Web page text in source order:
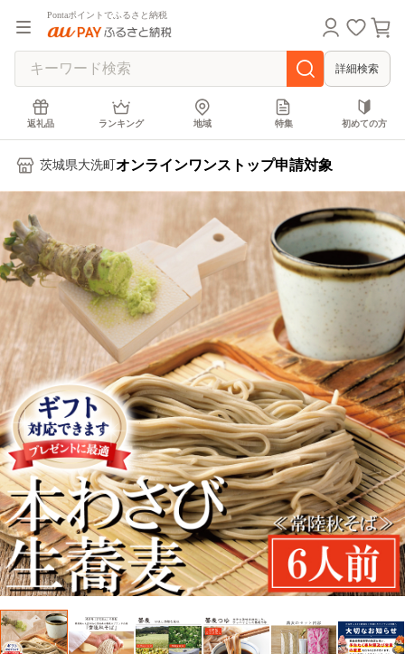
Pontaポイントでふるさと納税
詳細検索
返礼品 ランキング 地域 特集 初めての方
茨城県大洗町 オンラインワンストップ申請対象